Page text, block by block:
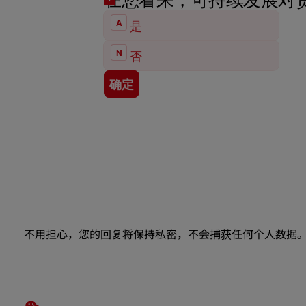
不用担心，您的回复将保持私密，不会捕获任何个人数据